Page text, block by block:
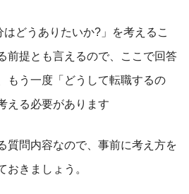
はどうありたいか?」を考えるこ
前提とも言えるので、ここで回答
もう一度「どうして転職するの
える必要があります
質問内容なので、事前に考え方を
おきましょう。